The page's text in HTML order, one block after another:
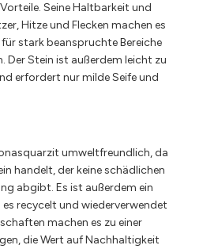
Seine Haltbarkeit und
Hitze und Flecken machen es
stark beanspruchte Bereiche
Der Stein ist außerdem leicht zu
erfordert nur milde Seife und
umweltfreundlich, da
handelt, der keine schädlichen
abgibt. Es ist außerdem ein
recycelt und wiederverwendet
machen es zu einer
die Wert auf Nachhaltigkeit